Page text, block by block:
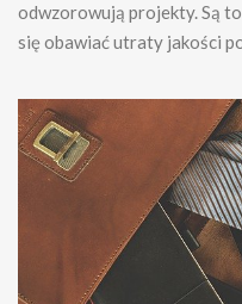
odwzorowują projekty. Są
się obawiać utraty jakości